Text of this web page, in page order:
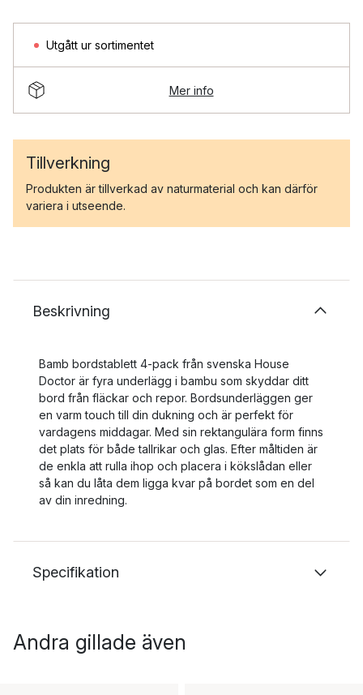
Utgått ur sortimentet
Mer info
Tillverkning
Produkten är tillverkad av naturmaterial och kan därför
variera i utseende.
Beskrivning
Bamb bordstablett 4-pack från svenska House
Doctor är fyra underlägg i bambu som skyddar ditt
bord från fläckar och repor. Bordsunderläggen ger
en varm touch till din dukning och är perfekt för
vardagens middagar. Med sin rektangulära form finns
det plats för både tallrikar och glas. Efter måltiden är
de enkla att rulla ihop och placera i kökslådan eller
så kan du låta dem ligga kvar på bordet som en del
av din inredning.
Specifikation
Andra gillade även